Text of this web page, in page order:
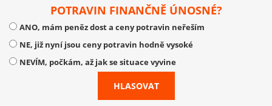
POTRAVIN FINANČNĚ ÚNOSNÉ?
ANO, mám peněz dost a ceny potravin neřeším
NE, již nyní jsou ceny potravin hodně vysoké
NEVÍM, počkám, až jak se situace vyvine